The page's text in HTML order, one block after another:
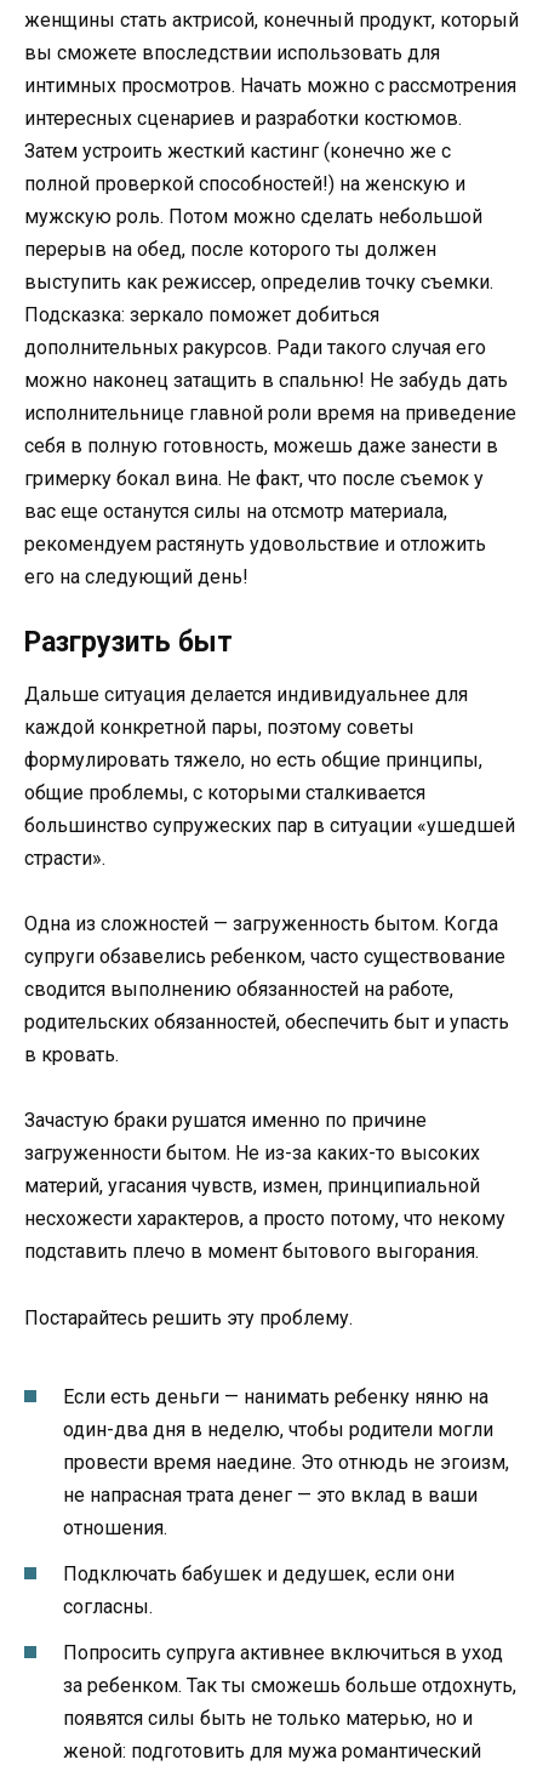
женщины стать актрисой, конечный продукт, который
вы сможете впоследствии использовать для
интимных просмотров. Начать можно с рассмотрения
интересных сценариев и разработки костюмов.
Затем устроить жесткий кастинг (конечно же с
полной проверкой способностей!) на женскую и
мужскую роль. Потом можно сделать небольшой
перерыв на обед, после которого ты должен
выступить как режиссер, определив точку съемки.
Подсказка: зеркало поможет добиться
дополнительных ракурсов. Ради такого случая его
можно наконец затащить в спальню! Не забудь дать
исполнительнице главной роли время на приведение
себя в полную готовность, можешь даже занести в
гримерку бокал вина. Не факт, что после съемок у
вас еще останутся силы на отсмотр материала,
рекомендуем растянуть удовольствие и отложить
его на следующий день!
Разгрузить быт
Дальше ситуация делается индивидуальнее для
каждой конкретной пары, поэтому советы
формулировать тяжело, но есть общие принципы,
общие проблемы, с которыми сталкивается
большинство супружеских пар в ситуации «ушедшей
страсти».
Одна из сложностей — загруженность бытом. Когда
супруги обзавелись ребенком, часто существование
сводится выполнению обязанностей на работе,
родительских обязанностей, обеспечить быт и упасть
в кровать.
Зачастую браки рушатся именно по причине
загруженности бытом. Не из-за каких-то высоких
материй, угасания чувств, измен, принципиальной
несхожести характеров, а просто потому, что некому
подставить плечо в момент бытового выгорания.
Постарайтесь решить эту проблему.
Если есть деньги — нанимать ребенку няню на
один-два дня в неделю, чтобы родители могли
провести время наедине. Это отнюдь не эгоизм,
не напрасная трата денег — это вклад в ваши
отношения.
Подключать бабушек и дедушек, если они
согласны.
Попросить супруга активнее включиться в уход
за ребенком. Так ты сможешь больше отдохнуть,
появятся силы быть не только матерью, но и
женой: подготовить для мужа романтический